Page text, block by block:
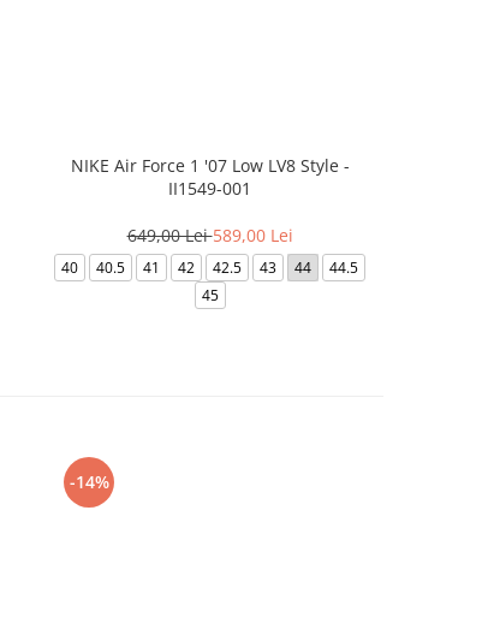
NIKE Air Force 1 '07 Low LV8 Style -
II1549-001
649,00 Lei589,00 Lei
40 40.5 41 42 42.5 43 44
44.5
45
-14%